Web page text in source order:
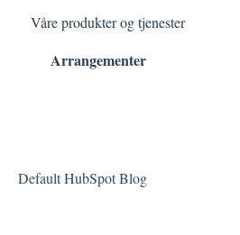
Våre produkter og tjenester
Arrangementer
Default HubSpot Blog